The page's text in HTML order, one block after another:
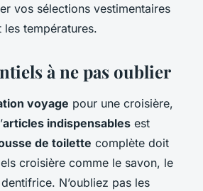
vos sélections vestimentaires
les températures.
à ne pas oublier
voyage pour une croisière,
articles indispensables est
de toilette complète doit
croisière comme le savon, le
N’oubliez pas les